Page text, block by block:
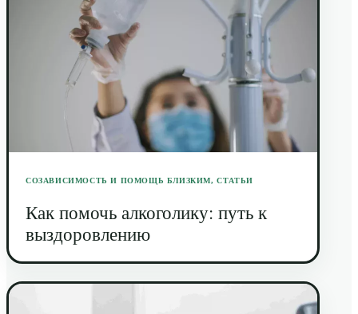
СОЗАВИСИМОСТЬ И ПОМОЩЬ БЛИЗКИМ,СТАТЬИ
Как помочь алкоголику: путь к
выздоровлению